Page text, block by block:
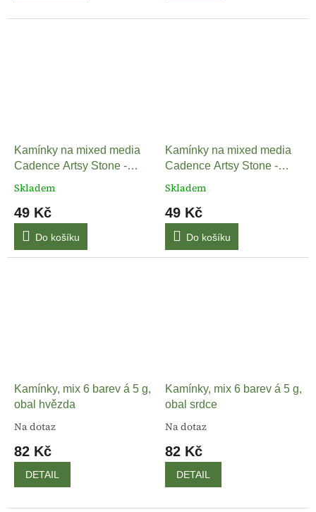
Kamínky na mixed media
Cadence Artsy Stone -
malé
Skladem
49 Kč
Do košíku
Kamínky na mixed media
Cadence Artsy Stone -
velké
Skladem
49 Kč
Do košíku
Kamínky, mix 6 barev á 5 g,
obal hvězda
Na dotaz
82 Kč
DETAIL
Kamínky, mix 6 barev á 5 g,
obal srdce
Na dotaz
82 Kč
DETAIL